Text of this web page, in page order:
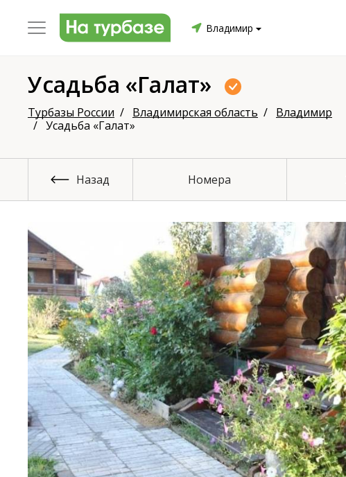
Владимир
Усадьба «Галат»
Турбазы России Владимирская область
Владимир
Усадьба «Галат»
Назад Номера
район Красноборский район
Онежский
Приморский район
Северодвинск Устьянский район